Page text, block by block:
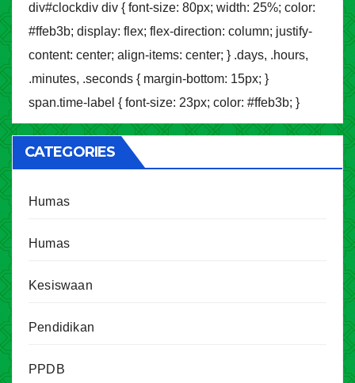
div#clockdiv div { font-size: 80px; width: 25%; color:
#ffeb3b; display: flex; flex-direction: column; justify-
content: center; align-items: center; } .days, .hours,
.minutes, .seconds { margin-bottom: 15px; }
span.time-label { font-size: 23px; color: #ffeb3b; }
CATEGORIES
Humas
Humas
Kesiswaan
Pendidikan
PPDB